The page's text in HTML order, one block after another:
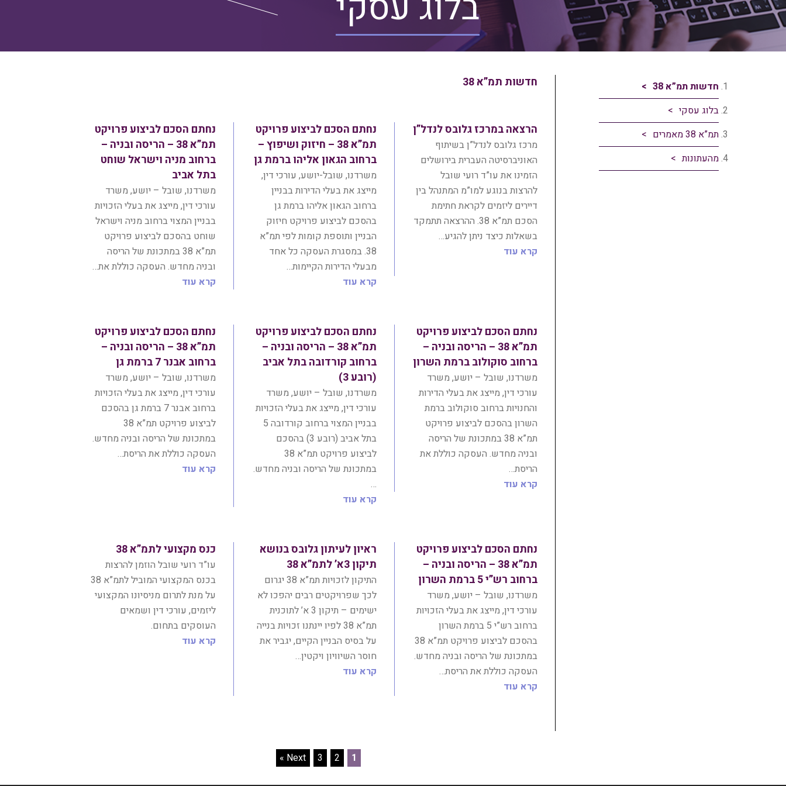
חדשות תמ”א 38
בלוג עסקי
תמ”א 38 מאמרים
מהעתונות
חדשות תמ”א 38
הרצאה במרכז גלובס לנדל”ן
מרכז גלובס לנדל”ן בשיתוף
האוניברסיטה העברית בירושלים
הזמינו את עו”ד רועי שובל
להרצות בנוגע למו”מ המתנהל בין
דיירים ליזמים לקראת חתימת
הסכם תמ”א 38. ההרצאה תתמקד
בשאלות כיצד ניתן להגיע…
קרא עוד
נחתם הסכם לביצוע פרויקט
תמ”א 38 – חיזוק ושיפוץ –
ברחוב הגאון אליהו ברמת גן
משרדנו, שובל-יושע, עורכי דין,
מייצג את בעלי הדירות בבניין
ברחוב הגאון אליהו ברמת גן
בהסכם לביצוע פרויקט חיזוק
הבניין ותוספת קומות לפי תמ”א
38. במסגרת העסקה כל אחד
מבעלי הדירות הקיימות…
קרא עוד
נחתם הסכם לביצוע פרויקט
תמ”א 38 – הריסה ובניה –
ברחוב מניה וישראל שוחט
בתל אביב
משרדנו, שובל – יושע, משרד
עורכי דין, מייצג את בעלי הזכויות
בבניין המצוי ברחוב מניה וישראל
שוחט בהסכם לביצוע פרויקט
תמ”א 38 במתכונת של הריסה
ובניה מחדש. העסקה כוללת את…
קרא עוד
נחתם הסכם לביצוע פרויקט
תמ”א 38 – הריסה ובניה –
ברחוב סוקולוב ברמת השרון
משרדנו, שובל – יושע, משרד
עורכי דין, מייצג את בעלי הדירות
והחנויות ברחוב סוקולוב ברמת
השרון בהסכם לביצוע פרויקט
תמ”א 38 במתכונת של הריסה
ובניה מחדש. העסקה כוללת את
הריסת…
קרא עוד
נחתם הסכם לביצוע פרויקט
תמ”א 38 – הריסה ובניה –
ברחוב קורדובה בתל אביב
(רובע 3)
משרדנו, שובל – יושע, משרד
עורכי דין, מייצג את בעלי הזכויות
בבניין המצוי ברחוב קורדובה 5
בתל אביב (רובע 3) בהסכם
לביצוע פרויקט תמ”א 38
במתכונת של הריסה ובניה מחדש.
…
קרא עוד
נחתם הסכם לביצוע פרויקט
תמ”א 38 – הריסה ובניה –
ברחוב אבנר 7 ברמת גן
משרדנו, שובל – יושע, משרד
עורכי דין, מייצג את בעלי הזכויות
ברחוב אבנר 7 ברמת גן בהסכם
לביצוע פרויקט תמ”א 38
במתכונת של הריסה ובניה מחדש.
העסקה כוללת את הריסת…
קרא עוד
נחתם הסכם לביצוע פרויקט
תמ”א 38 – הריסה ובניה –
ברחוב רש”י 5 ברמת השרון
משרדנו, שובל – יושע, משרד
עורכי דין, מייצג את בעלי הזכויות
ברחוב רש”י 5 ברמת השרון
בהסכם לביצוע פרויקט תמ”א 38
במתכונת של הריסה ובניה מחדש.
העסקה כוללת את הריסת…
קרא עוד
ראיון לעיתון גלובס בנושא
תיקון 3א’ לתמ”א 38
התיקון לזכויות תמ”א 38 יגרום
לכך שפרויקטים רבים יהפכו לא
ישימים – תיקון 3 א’ לתוכנית
תמ”א 38 לפיו יינתנו זכויות בנייה
על בסיס הבניין הקיים, יגביר את
חוסר השיוויון ויקטין…
קרא עוד
כנס מקצועי לתמ”א 38
עו”ד רועי שובל הוזמן להרצות
בכנס המקצועי המוביל לתמ”א 38
על מנת לתרום מניסיונו המקצועי
ליזמים, עורכי דין ושמאים
העוסקים בתחום.
קרא עוד
1
2
3
Next »